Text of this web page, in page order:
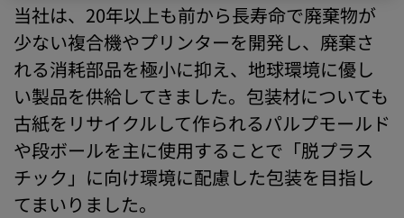
当社は、20年以上も前から長寿命で廃棄物が
少ない複合機やプリンターを開発し、廃棄さ
れる消耗部品を極小に抑え、地球環境に優し
い製品を供給してきました。包装材についても
古紙をリサイクルして作られるパルプモールド
や段ボールを主に使用することで「脱プラス
チック」に向け環境に配慮した包装を目指し
てまいりました。